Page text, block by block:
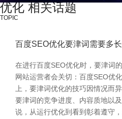
优化 相关话题
TOPIC
百度SEO优化要津词需要多
在进行百度SEO优化时，要津词
网站运营者会关切：百度SEO优
上，要津词优化的技巧因情况而
要津词的竞争进度、内容质地以
说，从运行优化到看到彰着遵守